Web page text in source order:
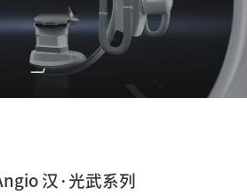
汉·光武系列